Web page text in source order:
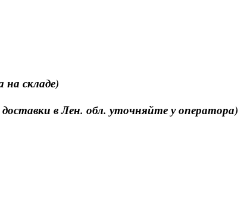
складе)
в Лен. обл. уточняйте у оператора)